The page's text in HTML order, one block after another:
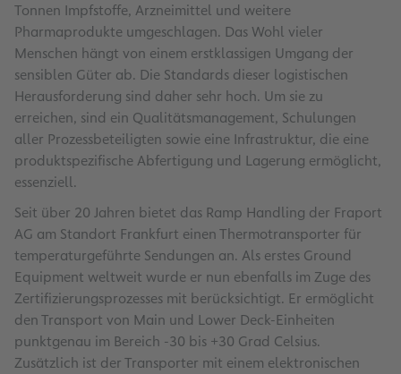
Tonnen Impfstoffe, Arzneimittel und weitere
Pharmaprodukte umgeschlagen. Das Wohl vieler
Menschen hängt von einem erstklassigen Umgang der
sensiblen Güter ab. Die Standards dieser logistischen
Herausforderung sind daher sehr hoch. Um sie zu
erreichen, sind ein Qualitätsmanagement, Schulungen
aller Prozessbeteiligten sowie eine Infrastruktur, die eine
produktspezifische Abfertigung und Lagerung ermöglicht,
essenziell.
Seit über 20 Jahren bietet das Ramp Handling der Fraport
AG am Standort Frankfurt einen Thermotransporter für
temperaturgeführte Sendungen an. Als erstes Ground
Equipment weltweit wurde er nun ebenfalls im Zuge des
Zertifizierungsprozesses mit berücksichtigt. Er ermöglicht
den Transport von Main und Lower Deck-Einheiten
punktgenau im Bereich -30 bis +30 Grad Celsius.
Zusätzlich ist der Transporter mit einem elektronischen